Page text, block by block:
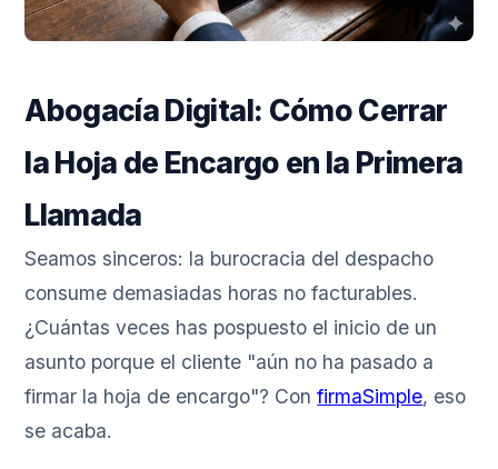
Abogacía Digital: Cómo Cerrar
la Hoja de Encargo en la Primera
Llamada
Seamos sinceros: la burocracia del despacho
consume demasiadas horas no facturables.
¿Cuántas veces has pospuesto el inicio de un
asunto porque el cliente "aún no ha pasado a
firmar la hoja de encargo"? ConfirmaSimple, eso
se acaba.